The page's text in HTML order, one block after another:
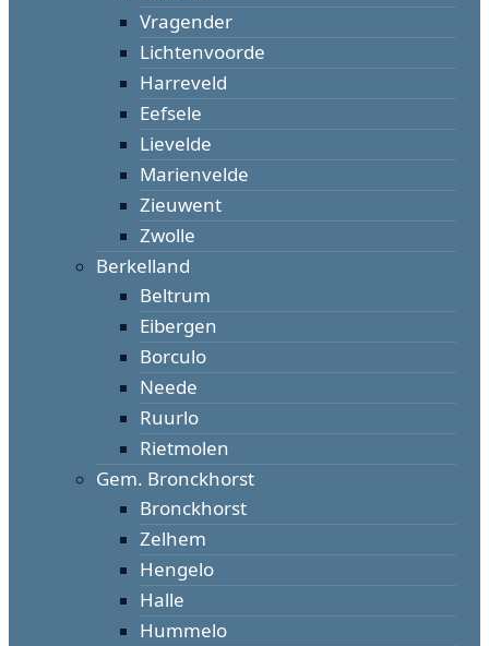
Vragender
Lichtenvoorde
Harreveld
Eefsele
Lievelde
Marienvelde
Zieuwent
Zwolle
Berkelland
Beltrum
Eibergen
Borculo
Neede
Ruurlo
Rietmolen
Gem. Bronckhorst
Bronckhorst
Zelhem
Hengelo
Halle
Hummelo